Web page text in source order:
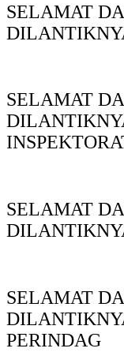
SELAMAT
SELAMAT
SELAMAT
SELAMAT
PERINDAG